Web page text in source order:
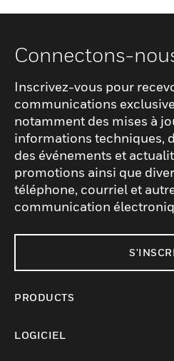
Connectons-
Inscrivez-vous pour
communications
notamment des mises à
informations techniques,
des événements et
promotions ainsi que
téléphone, courriel et
communication
PRODUCTS
LOGICIEL